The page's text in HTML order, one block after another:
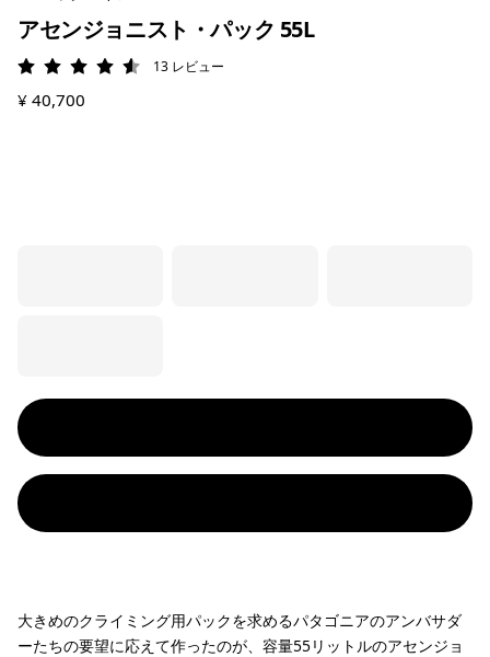
アセンジョニスト・パック 55L
評価: 4.5 / 5
13 レビュー
¥ 40,700
大きめのクライミング用パックを求めるパタゴニアのアンバサダ
ーたちの要望に応えて作ったのが、容量55リットルのアセンジョ